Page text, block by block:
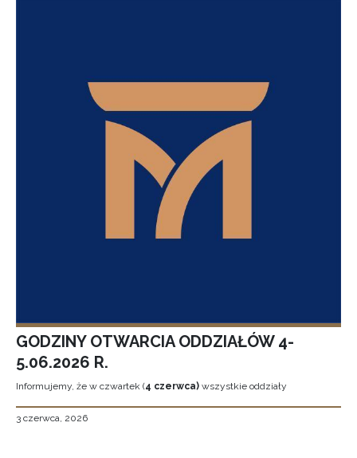
GODZINY OTWARCIA ODDZIAŁÓW 4-
5.06.2026 R.
Informujemy, że w czwartek (4 czerwca) wszystkie oddziały
3 czerwca, 2026